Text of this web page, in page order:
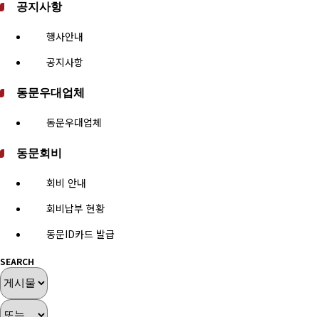
공지사항
행사안내
공지사항
동문우대업체
동문우대업체
동문회비
회비 안내
회비납부 현황
동문ID카드 발급
SEARCH